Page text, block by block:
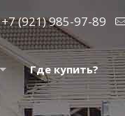
+7 (921) 985-97-89
Где купить?